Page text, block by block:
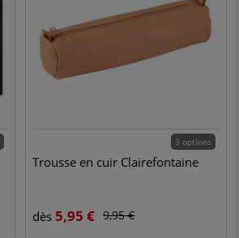
3 options
Trousse en cuir Clairefontaine
dès 5,95 € 9,95€